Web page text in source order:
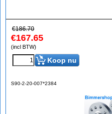
€186.70
€167.65
(incl BTW)
Koop nu
S90-2-20-007*2384